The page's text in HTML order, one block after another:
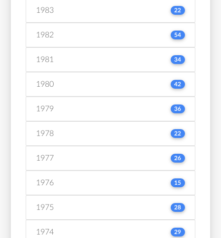
1983 22
1982 54
1981 34
1980 42
1979 36
1978 22
1977 26
1976 15
1975 28
1974 29